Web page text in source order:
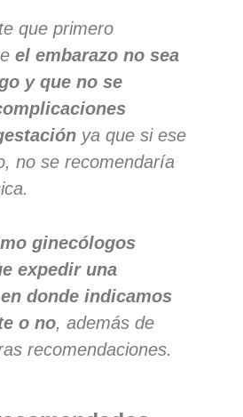
que primero
el embarazo no sea
y que no se
ya que si ese
no se recomendaría
ginecólogos
expedir una
donde indicamos
o no, además de
recomendaciones.